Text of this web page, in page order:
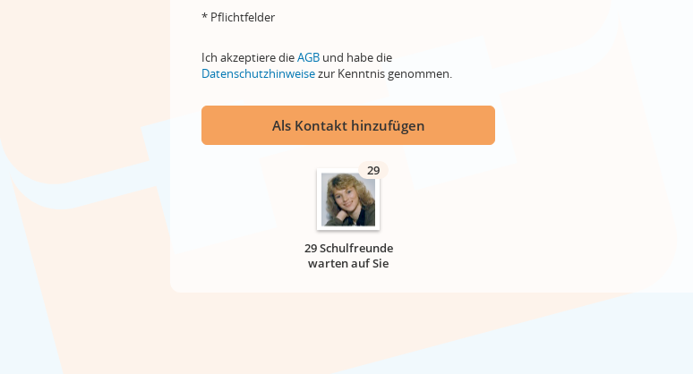
* Pflichtfelder
Ich akzeptiere dieAGB und habe die
Datenschutzhinweisezur Kenntnis genommen.
Als Kontakt hinzufügen
29
29 Schulfreunde
warten auf Sie